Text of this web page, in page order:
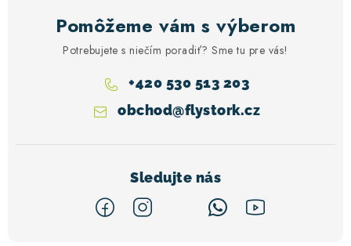
Pomôžeme vám s výberom
Potrebujete s niečím poradiť? Sme tu pre vás!
obchod@flystork.cz
+420 530 513 203